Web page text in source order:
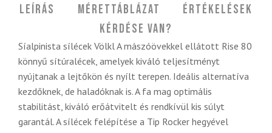
Leírás Mérettáblázat
Értékelések
Kérdése van?
Síalpinista sílécek Völkl A mászóövekkel ellátott Rise 80
könnyű sítúralécek, amelyek kiváló teljesítményt
nyújtanak a lejtőkön és nyílt terepen. Ideális alternatíva
kezdőknek, de haladóknak is. A fa mag optimális
stabilitást, kiváló erőátvitelt és rendkívül kis súlyt
garantál. A sílécek felépítése a Tip Rocker hegyével